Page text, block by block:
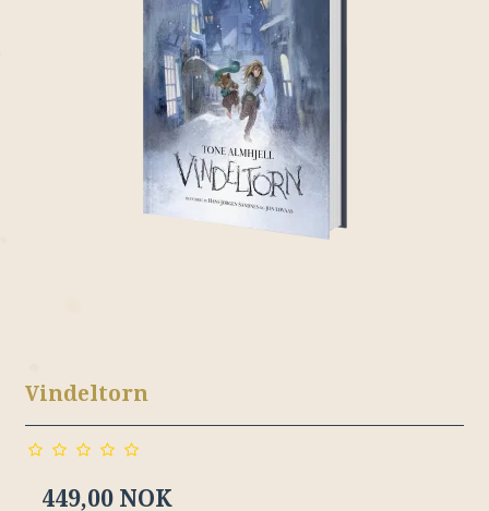
Vindeltorn
449,00 NOK